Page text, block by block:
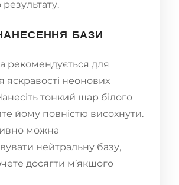
результату.
БАЗИ
рекомендується для
яскравості неонових
тонкий шар білого
йому повністю висохнути.
можна
нейтральну базу,
досягти м’якшого